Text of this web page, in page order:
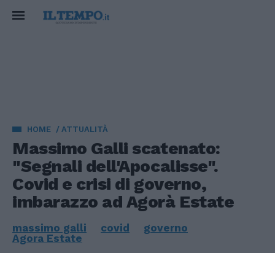
HOME ATTUALITÀ
Massimo Galli scatenato:
"Segnali dell'Apocalisse".
Covid e crisi di governo,
imbarazzo ad Agorà Estate
massimo galli covid
governo
Agora Estate